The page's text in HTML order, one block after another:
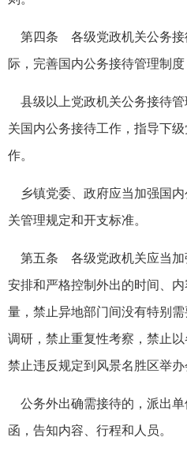
第四条 各级党政机关公务接
际，完善国内公务接待管理制
县级以上党政机关公务接待
关国内公务接待工作，指导下
作。
乡镇党委、政府应当加强国
关管理规定和开支标准。
第五条 各级党政机关应当加
安排和严格控制外出的时间、
量，禁止异地部门间没有特别
调研，禁止重复性考察，禁止
禁止违反规定到风景名胜区举办
公务外出确需接待的，派出单
函，告知内容、行程和人员。